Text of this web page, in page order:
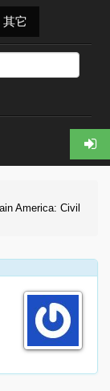
其它
America: Civil